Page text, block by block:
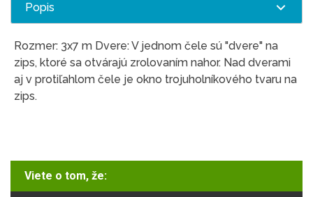
Popis
Rozmer: 3x7 m Dvere: V jednom čele sú "dvere" na
zips, ktoré sa otvárajú zrolovaním nahor. Nad dverami
aj v protiľahlom čele je okno trojuholníkového tvaru na
zips.
Viete o tom, že: